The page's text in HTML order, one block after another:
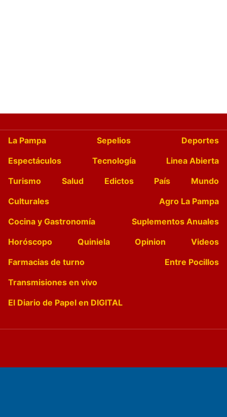
La Pampa Sepelios
Deportes
Espectáculos
Tecnología
Linea Abierta
Turismo
Salud Edictos País
Mundo
Culturales
Agro La Pampa
Cocina y Gastronomía
Suplementos Anuales
Horóscopo
Quiniela Opinion
Videos
Farmacias de turno
Entre Pocillos
Transmisiones en vivo
El Diario de Papel en DIGITAL